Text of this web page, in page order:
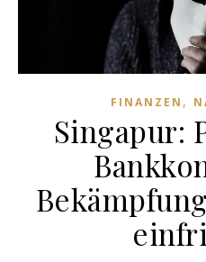
FINANZEN ,
Singapur: